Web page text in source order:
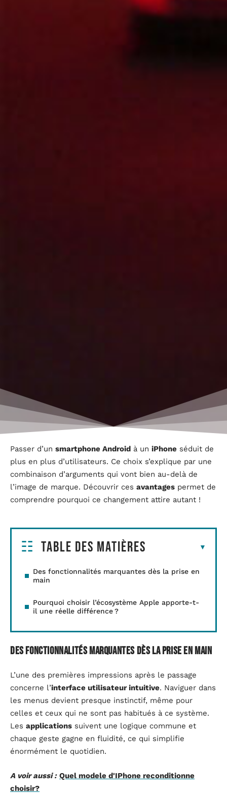
Passer d’un smartphone Android à un iPhone séduit de
plus en plus d’utilisateurs. Ce choix s’explique par une
combinaison d’arguments qui vont bien au-delà de
l’image de marque. Découvrir ces avantages permet de
comprendre pourquoi ce changement attire autant !
Table des matières
Des fonctionnalités marquantes dès la prise en
main
Pourquoi choisir l’écosystème Apple apporte-t-
il une réelle différence ?
Des fonctionnalités marquantes dès la prise en main
L’une des premières impressions après le passage
concerne l’interface utilisateur intuitive. Naviguer dans
les menus devient presque instinctif, même pour
celles et ceux qui ne sont pas habitués à ce système.
Les applications suivent une logique commune et
chaque geste gagne en fluidité, ce qui simplifie
énormément le quotidien.
A voir aussi : Quel modele d'IPhone reconditionne
choisir?